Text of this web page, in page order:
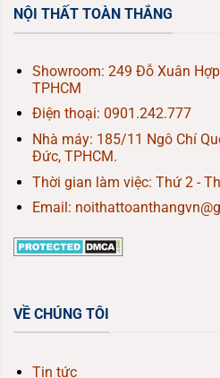
NỘI THẤT TOÀN THẮNG
Showroom: 249 Đỗ Xuân
TPHCM
Điện thoại: 0901.242.777
Nhà máy: 185/11 Ngô Chí
Đức, TPHCM.
Thời gian làm việc: Thứ 2 -
Email:
VỀ CHÚNG TÔI
Tin tức